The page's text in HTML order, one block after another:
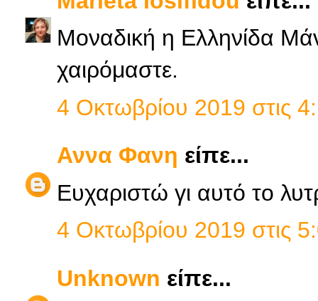
Μοναδική η Ελληνίδα
χαιρόμαστε.
4 Οκτωβρίου 2019 στις
Αννα Φανη είπε...
Ευχαριστώ γι αυτό το
4 Οκτωβρίου 2019 στις
Unknown είπε...